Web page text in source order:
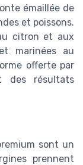
émaillée de
et poissons.
citron et aux
marinées au
offerte par
des résultats
sont un
prennent